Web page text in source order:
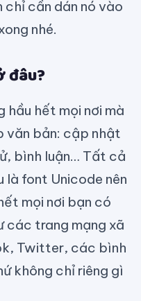
cần dán nó vào
nhé.
đâu?
hầu hết mọi nơi mà
văn bản: cập nhật
bình luận… Tất cả
font Unicode nên
mọi nơi bạn có
các trang mạng xã
Twitter, các bình
không chỉ riêng gì